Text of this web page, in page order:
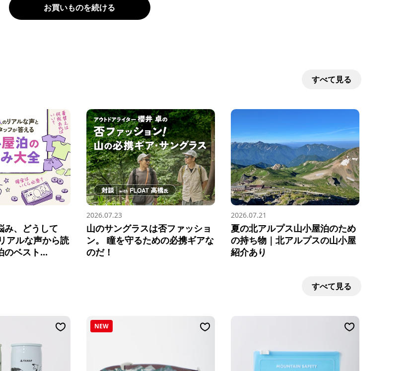
お買いものを続ける
すべて見る
み、どうして
アルな声から読
のベスト...
2026.07.23
山のサングラスは否ファッショ
ン。 瞳を守るための必携ギアな
のだ！
2026.07.21
夏の北アルプス山小屋泊のため
の持ち物｜北アルプスの山小屋
紹介あり
すべて見る
NEW